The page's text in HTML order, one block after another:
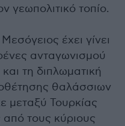
γεωπολιτικό τοπίο.
έχει γίνει
ανταγωνισμού
τη διπλωματική
θαλάσσιων
μεταξύ Τουρκίας
από τους κύριους